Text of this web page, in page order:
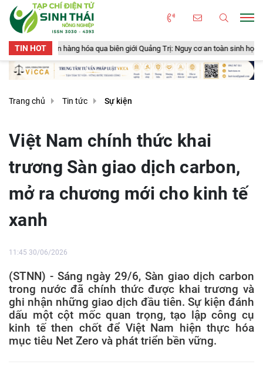
TIN HOT
qua biên giới Quảng Trị: Nguy cơ an toàn sinh học, an toàn thực phẩm từ
Trang chủ Tin tức Sự kiện
Việt Nam chính thức khai
trương Sàn giao dịch carbon,
mở ra chương mới cho kinh tế
xanh
11:45 30/06/2026
(STNN) - Sáng ngày 29/6, Sàn giao dịch carbon
trong nước đã chính thức được khai trương và
ghi nhận những giao dịch đầu tiên. Sự kiện đánh
dấu một cột mốc quan trọng, tạo lập công cụ
kinh tế then chốt để Việt Nam hiện thực hóa
mục tiêu Net Zero và phát triển bền vững.